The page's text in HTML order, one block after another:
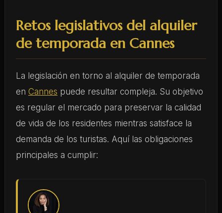
Retos legislativos del alquiler
de temporada en Cannes
La legislación en torno al alquiler de temporada
en Cannes puede resultar compleja. Su objetivo
es regular el mercado para preservar la calidad
de vida de los residentes mientras satisface la
demanda de los turistas. Aquí las obligaciones
principales a cumplir: